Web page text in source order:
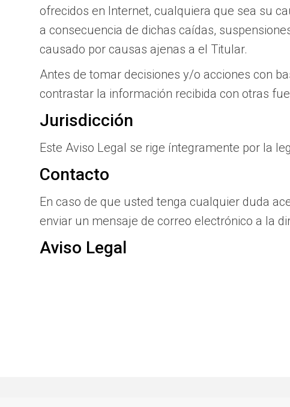
ofrecidos en Internet, cualquiera que sea su
a consecuencia de dichas caídas,
causado por causas ajenas a el Titular.
Antes de tomar decisiones y/o acciones con
contrastar la información recibida con otras
Jurisdicción
Este Aviso Legal se rige íntegramente por la
Contacto
En caso de que usted tenga cualquier duda
enviar un mensaje de correo electrónico a la
Aviso Legal